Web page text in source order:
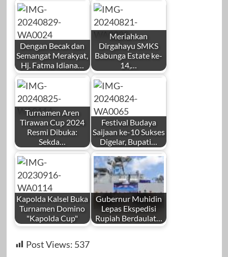
Dengan Becak dan
Semangat Merakyat,
Hj. Fatma Idiana…
Meriahkan
Dirgahayu SMKS
Babunga Estate ke-
14,…
Turnamen Aren
Tirawan Cup 2024
Resmi Dibuka:
Sekda…
Festival Budaya
Saijaan ke-10 Sukses
Digelar, Bupati…
Kapolda Kalsel Buka
Turnamen Domino
"Kapolda Cup"
Gubernur Muhidin
Lepas Ekspedisi
Rupiah Berdaulat…
Post Views: 537